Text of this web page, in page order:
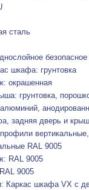
сталь
шкафа: грунтовка
окрашенная
грунтовка,
задняя дверь и
RAL 9005
RAL 9005
9005
Каркас шкафа VX с